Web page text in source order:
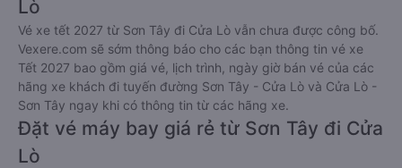
Lò
Vé xe tết 2027 từ Sơn Tây đi Cửa Lò vẫn chưa được công bố.
Vexere.com sẽ sớm thông báo cho các bạn thông tin vé xe
Tết 2027 bao gồm giá vé, lịch trình, ngày giờ bán vé của các
hãng xe khách đi tuyến đường Sơn Tây - Cửa Lò và Cửa Lò -
Sơn Tây ngay khi có thông tin từ các hãng xe.
Đặt vé máy bay giá rẻ từ Sơn Tây đi Cửa
Lò